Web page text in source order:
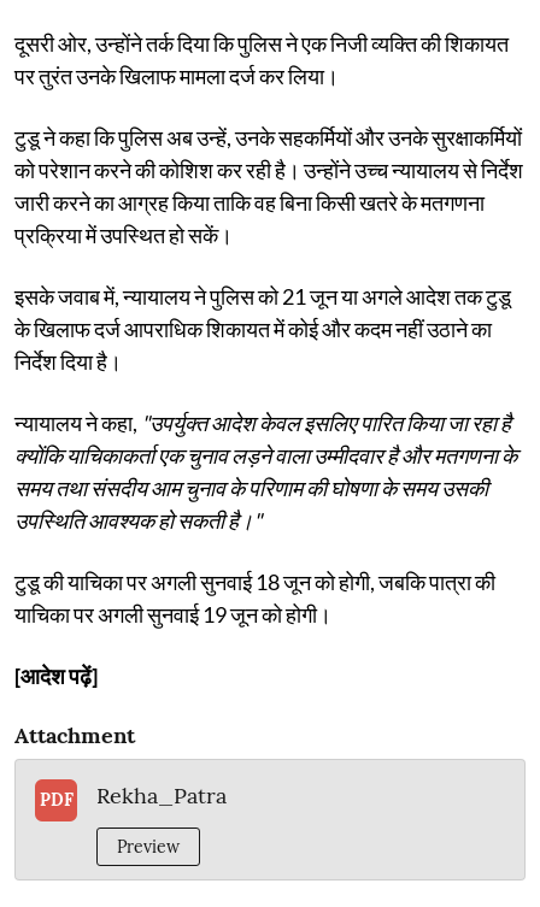
दूसरी ओर, उन्होंने तर्क दिया कि पुलिस ने एक निजी व्यक्ति की शिकायत
पर तुरंत उनके खिलाफ मामला दर्ज कर लिया।
टुडू ने कहा कि पुलिस अब उन्हें, उनके सहकर्मियों और उनके सुरक्षाकर्मियों
को परेशान करने की कोशिश कर रही है। उन्होंने उच्च न्यायालय से निर्देश
जारी करने का आग्रह किया ताकि वह बिना किसी खतरे के मतगणना
प्रक्रिया में उपस्थित हो सकें।
इसके जवाब में, न्यायालय ने पुलिस को 21 जून या अगले आदेश तक टुडू
के खिलाफ दर्ज आपराधिक शिकायत में कोई और कदम नहीं उठाने का
निर्देश दिया है।
न्यायालय ने कहा, "उपर्युक्त आदेश केवल इसलिए पारित किया जा रहा है
क्योंकि याचिकाकर्ता एक चुनाव लड़ने वाला उम्मीदवार है और मतगणना के
समय तथा संसदीय आम चुनाव के परिणाम की घोषणा के समय उसकी
उपस्थिति आवश्यक हो सकती है।"
टुडू की याचिका पर अगली सुनवाई 18 जून को होगी, जबकि पात्रा की
याचिका पर अगली सुनवाई 19 जून को होगी।
[आदेश पढ़ें]
Attachment
PDF Rekha_Patra
Preview